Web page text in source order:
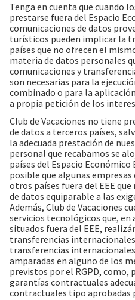
Tenga en cuenta que cuando
prestarse fuera del Espacio
comunicaciones de datos
turísticos pueden implicar la
países que no ofrecen el
materia de datos personales
comunicaciones y
son necesarias para la
combinado o para la
a propia petición de los
Club de Vacaciones no tiene
de datos a terceros países,
la adecuada prestación de
personal que recabamos se
países del Espacio Económico
posible que algunas
otros países fuera del EEE
de datos equiparable a las
Además, Club de Vacaciones
servicios tecnológicos que, en
situados fuera del EEE,
transferencias
transferencias
amparadas en alguno de los
previstos por el RGPD, como,
garantías contractuales
contractuales tipo aprobadas